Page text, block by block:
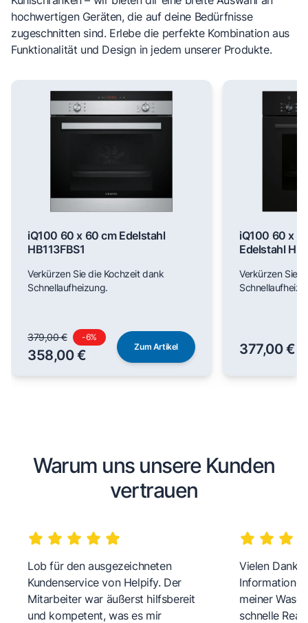
hochwertigen Geräten, die auf deine Bedürfnisse
zugeschnitten sind. Erlebe die perfekte Kombination aus
Funktionalität und Design in jedem unserer Produkte.
iQ100 60 x 60 cm Edelstahl
HB113FBS1
Verkürzen Sie die Kochzeit dank
Schnellaufheizung.
379,00 € -6%
358,00 €
Zum Artikel
iQ100 60 x
Edelstahl
Verkürzen Sie
377,00 €
Warum uns unsere Kunden
vertrauen
Lob für den ausgezeichneten
Kundenservice von Helpify. Der
Mitarbeiter war äußerst hilfsbereit
und kompetent, was es mir
Vielen Dank
meiner
schnelle